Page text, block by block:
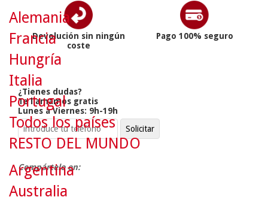
Devolución sin ningún
coste
Pago 100% seguro
¿Tienes dudas?
Te llamamos gratis
Lunes a Viernes: 9h-19h
Compártelo en:
Alemania
Francia
Hungría
Italia
Portugal
Todos los países
RESTO DEL MUNDO
Argentina
Australia